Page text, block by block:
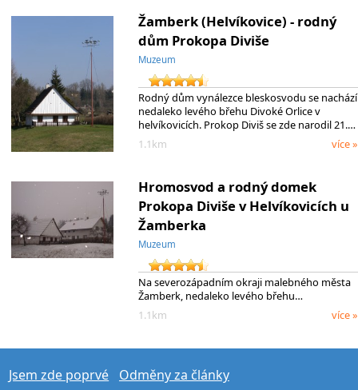
Žamberk (Helvíkovice) - rodný
dům Prokopa Diviše
Muzeum
Rodný dům vynálezce bleskosvodu se nachází
nedaleko levého břehu Divoké Orlice v
helvíkovicích. Prokop Diviš se zde narodil 21.…
1.1km
více »
Hromosvod a rodný domek
Prokopa Diviše v Helvíkovicích u
Žamberka
Muzeum
Na severozápadním okraji malebného města
Žamberk, nedaleko levého břehu…
1.1km
více »
Jsem zde poprvé Odměny za články